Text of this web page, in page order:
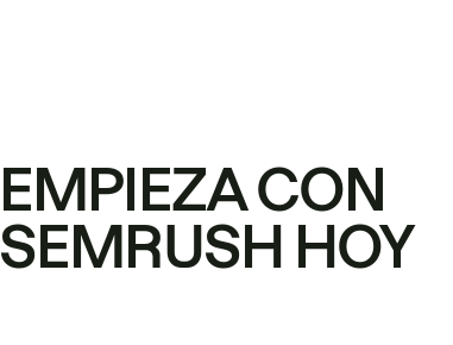
EMPIEZA CON
SEMRUSH HOY